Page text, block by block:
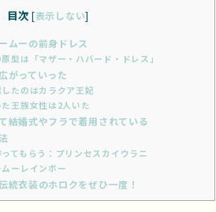
目次 [表示しない]
ムーの前身ドレス
型は「マザー・ハバード・ドレス」
がっていった
たのはカラクア王妃
王族女性は2人いた
結婚式やフラで着用されている
てもらう：プリンセスカイウラニ
ーレインボー
統衣装のホロクをぜひ一度！